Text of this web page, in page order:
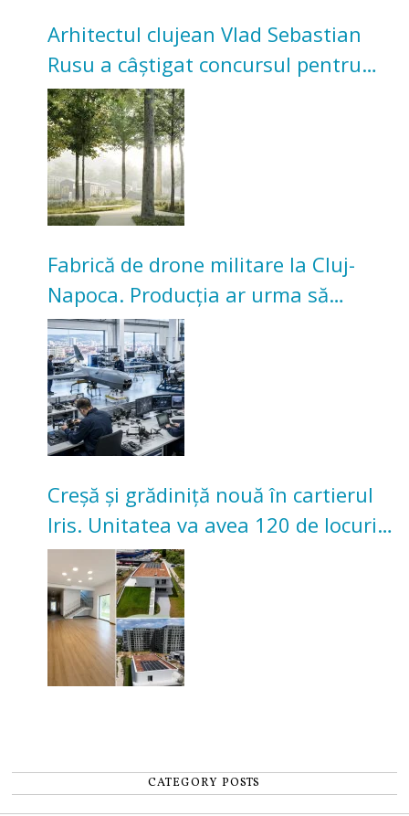
Arhitectul clujean Vlad Sebastian
Rusu a câștigat concursul pentru
transformarea Grădinii Casei
Universitarilor
Fabrică de drone militare la Cluj-
Napoca. Producția ar urma să
înceapă în toamna acestui an
Creșă și grădiniță nouă în cartierul
Iris. Unitatea va avea 120 de locuri
pentru copii
CATEGORY POSTS